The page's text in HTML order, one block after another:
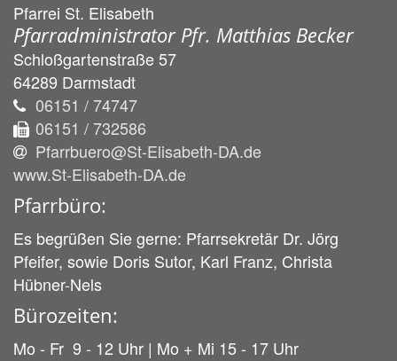
Pfarrei St. Elisabeth
Pfarradministrator Pfr. Matthias Becker
Schloßgartenstraße 57
64289 Darmstadt
06151 / 74747
06151 / 732586
Pfarrbuero@St-Elisabeth-DA.de
www.St-Elisabeth-DA.de
Pfarrbüro:
Es begrüßen Sie gerne: Pfarrsekretär Dr. Jörg
Pfeifer, sowie Doris Sutor, Karl Franz, Christa
Hübner-Nels
Bürozeiten:
Mo - Fr 9 - 12 Uhr | Mo + Mi 15 - 17 Uhr